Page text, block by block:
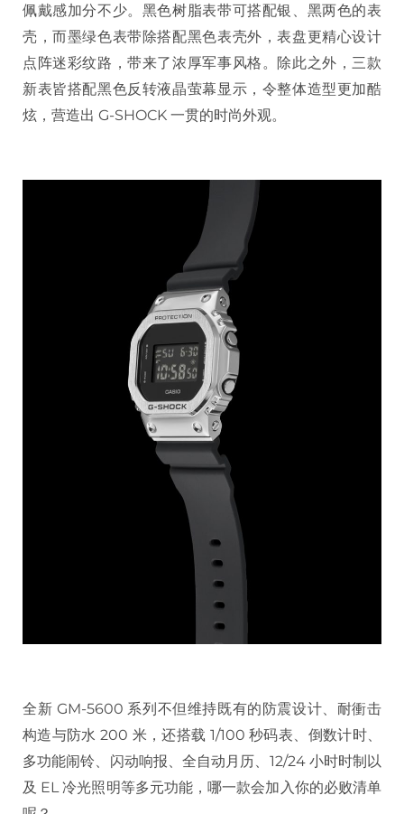
佩戴感加分不少。黑色树脂表带可搭配银、黑两色的表
壳，而墨绿色表带除搭配黑色表壳外，表盘更精心设计
点阵迷彩纹路，带来了浓厚军事风格。除此之外，三款
新表皆搭配黑色反转液晶萤幕显示，令整体造型更加酷
炫，营造出 G-SHOCK 一贯的时尚外观。
全新 GM-5600 系列不但维持既有的防震设计、耐衝击
构造与防水 200 米，还搭载 1/100 秒码表、倒数计时、
多功能闹铃、闪动响报、全自动月历、12/24 小时时制以
及 EL 冷光照明等多元功能，哪一款会加入你的必败清单